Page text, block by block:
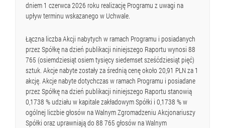
dniem 1 czerwca 2026 roku realizację Programu z uwagi na
upływ terminu wskazanego w Uchwale.
Łączna liczba Akcji nabytych w ramach Programu i posiadanych
przez Spółkę na dzień publikacji niniejszego Raportu wynosi 88
765 (osiemdziesiąt osiem tysięcy siedemset sześćdziesiąt pięć)
sztuk. Akcje nabyte zostały za średnią cenę około 20,91 PLN za 1
akcję. Akcje nabyte dotychczas w ramach Programu i posiadane
przez Spółkę na dzień publikacji niniejszego Raportu stanowią
0,1738 % udziału w kapitale zakładowym Spółki i 0,1738 % w
ogólnej liczbie głosów na Walnym Zgromadzeniu Akcjonariuszy
Spółki oraz uprawniają do 88 765 głosów na Walnym